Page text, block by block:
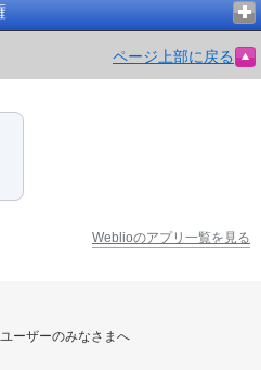
ページ上部に戻る
Weblioのアプリ一覧を見る
ーザーのみなさまへ